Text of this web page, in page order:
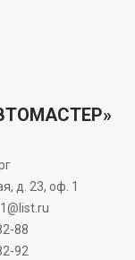
д. 23, оф. 1
88
92